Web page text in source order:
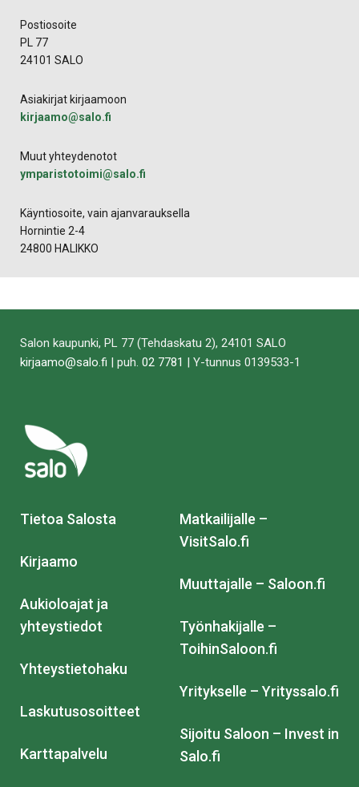
Postiosoite
PL 77
24101 SALO
Asiakirjat kirjaamoon
kirjaamo​@​salo.​fi
Muut yhteydenotot
ymparistotoimi@salo.fi
Käyntiosoite, vain ajanvarauksella
Hornintie 2-4
24800 HALIKKO
Salon kaupunki, PL 77 (Tehdaskatu 2), 24101 SALO
kirjaamo@salo.fi | puh. 02 7781 | Y-tunnus 0139533-1
Tietoa Salosta
Kirjaamo
Aukioloajat ja
yhteystiedot
Yhteystietohaku
Laskutusosoitteet
Karttapalvelu
Matkailijalle –
VisitSalo.fi
Muuttajalle – Saloon.fi
Työnhakijalle –
ToihinSaloon.fi
Yritykselle – Yrityssalo.fi
Sijoitu Saloon – Invest in
Salo.fi